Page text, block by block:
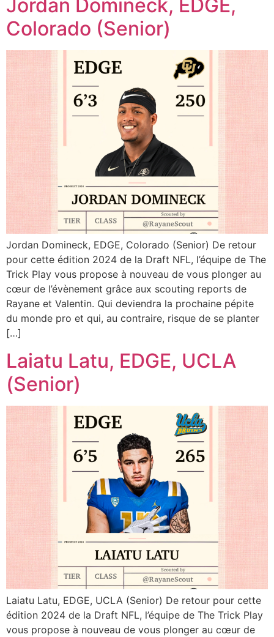
Jordan Domineck, EDGE,
Colorado (Senior)
Jordan Domineck, EDGE, Colorado (Senior) De retour
pour cette édition 2024 de la Draft NFL, l’équipe de The
Trick Play vous propose à nouveau de vous plonger au
cœur de l’évènement grâce aux scouting reports de
Rayane et Valentin. Qui deviendra la prochaine pépite
du monde pro et qui, au contraire, risque de se planter
[…]
Laiatu Latu, EDGE, UCLA
(Senior)
Laiatu Latu, EDGE, UCLA (Senior) De retour pour cette
édition 2024 de la Draft NFL, l’équipe de The Trick Play
vous propose à nouveau de vous plonger au cœur de